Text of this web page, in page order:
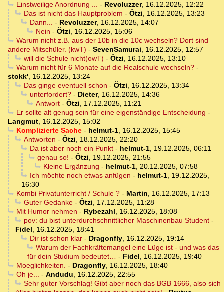
Einstweilige Anordnung ... - Revoluzzer, 16.12.2025, 12:22
Das ist nicht das Hauptproblem - Ötzi, 16.12.2025, 13:23
Dann... - Revoluzzer, 16.12.2025, 14:07
Nein - Ötzi, 16.12.2025, 15:06
Warum nicht z.B. aus der 10b in die 10c wechseln? Dort sind
andere Mitschüler. (kwT) - SevenSamurai, 16.12.2025, 12:57
will die Schule nicht(owT) - Ötzi, 16.12.2025, 13:10
Warum nicht für 6 Monate auf die Realschule wechseln?-
stokk', 16.12.2025, 13:24
Das ginge eventuell schon - Ötzi, 16.12.2025, 13:34
unterfordert?- Dieter, 16.12.2025, 14:36
Antwort- Ötzi, 17.12.2025, 11:21
Er sollte alt genug sein für eine eigenständige Entscheidung -
Langmut, 16.12.2025, 15:02
Komplizierte Sache- helmut-1, 16.12.2025, 15:45
Antworten - Ötzi, 18.12.2025, 22:20
Da ist aber noch ein Punkt- helmut-1, 19.12.2025, 06:11
genau so! - Ötzi, 19.12.2025, 21:55
Kleine Ergänzung - helmut-1, 20.12.2025, 07:58
Ich möchte noch etwas anfügen - helmut-1, 19.12.2025,
16:30
Kombi Privatunterricht / Schule ?- Martin, 16.12.2025, 17:13
Guter Gedanke- Ötzi, 17.12.2025, 11:28
Mit Humor nehmen - Rybezahl, 16.12.2025, 18:08
pov: du bist unterdurchschnittlicher Maschinenbau Student-
Fidel, 16.12.2025, 18:41
Dir ist schon klar- Dragonfly, 16.12.2025, 19:14
Warum der Fachkräftemangel eine Lüge ist - und was das
für dein Studium bedeutet… - Fidel, 16.12.2025, 19:40
Moeglichkeiten. - Dragonfly, 16.12.2025, 18:40
Oh je... - Andudu, 16.12.2025, 22:55
Sehr guter Vorschlag! Gibt aber noch das BGB 1666, also sich